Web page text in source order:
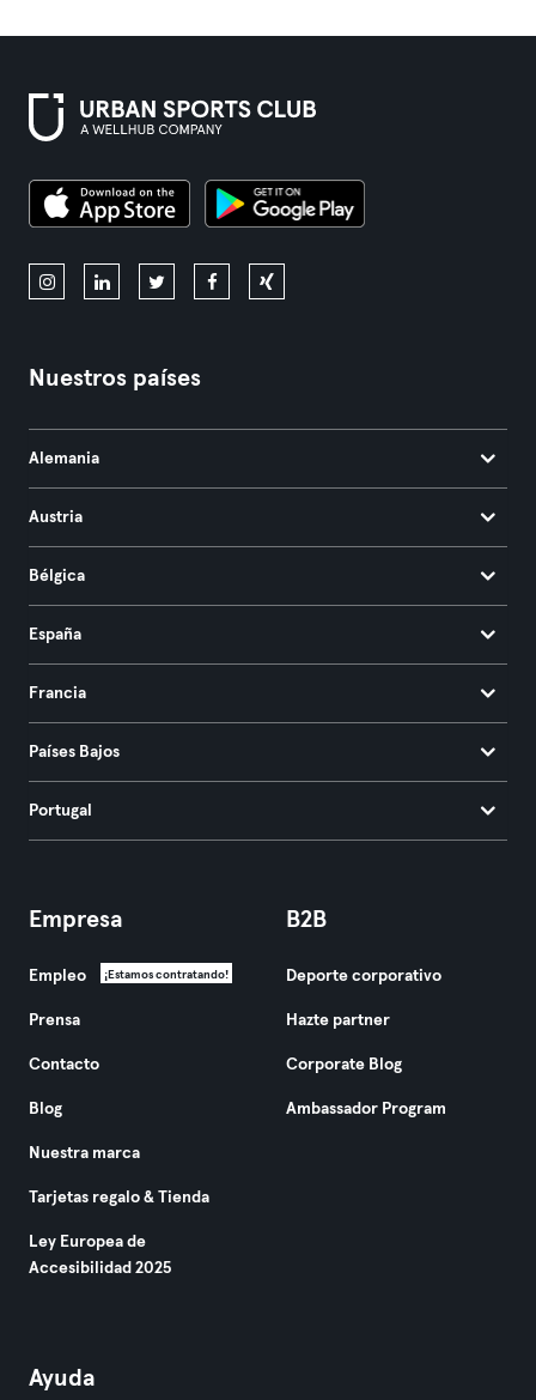
Nuestros países
Alemania
Austria
Bélgica
España
Francia
Países Bajos
Portugal
Empresa
Empleo ¡Estamos contratando!
Prensa
Contacto
Blog
Nuestra marca
Tarjetas regalo & Tienda
Ley Europea de
Accesibilidad 2025
B2B
Deporte corporativo
Hazte partner
Corporate Blog
Ambassador Program
Ayuda